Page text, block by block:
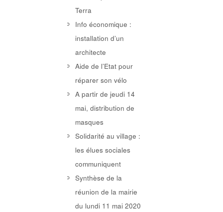
Terra
Info économique :
installation d’un
architecte
Aide de l’Etat pour
réparer son vélo
A partir de jeudi 14
mai, distribution de
masques
Solidarité au village :
les élues sociales
communiquent
Synthèse de la
réunion de la mairie
du lundi 11 mai 2020